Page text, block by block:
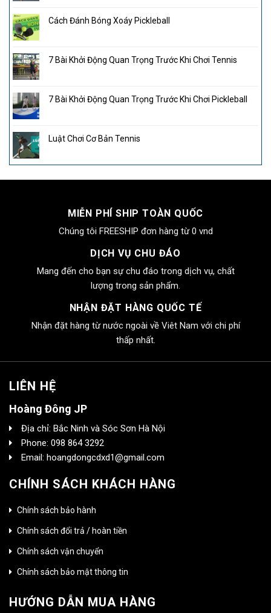
Cách Đánh Bóng Xoáy Pickleball
7 Bài Khởi Động Quan Trọng Trước Khi Chơi Tennis
7 Bài Khởi Động Quan Trọng Trước Khi Chơi Pickleball
Luật Chơi Cơ Bản Tennis
MIỄN PHÍ SHIP TOÀN QUỐC
Chúng tôi FREESHIP đơn hàng từ 0 vnd
DỊCH VỤ CHU ĐÁO
Mang đến cho bạn sự chu đáo trong dịch vụ, chất
lượng trong sản phẩm.
NHẬN ĐẶT HÀNG QUỐC TẾ
Nhận đặt hàng từ nước ngoài về Viêt Nam với chi phí
thấp nhất.
LIÊN HỆ
Hoàng Đông JP
Địa chỉ: Bắc Ninh và Sóc Sơn Hà Nội
Phone: 098 864 3292
Email: hoangdongcdxd1@gmail.com
CHÍNH SÁCH KHÁCH HÀNG
Chính sách bảo hành
Chính sách đổi trả / hoàn tiền
Chính sách vận chuyển
Chính sách bảo mật thông tin
HƯỚNG DẪN MUA HÀNG